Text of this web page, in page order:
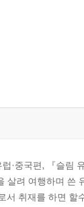
럽·중국편, 『슬
살려 여행하며 쓴
서 취재를 하면